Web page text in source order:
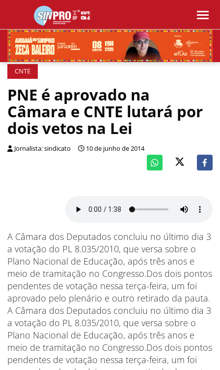
CNTE
PNE é aprovado na
Câmara e CNTE lutará por
dois vetos na Lei
Jornalista: sindicato 10 de junho de 2014
A Câmara dos Deputados concluiu no último dia 3
a votação do PL 8.035/2010, que versa sobre o
Plano Nacional de Educação, após três anos e
meio de tramitação no Congresso.Dos dois pontos
pendentes de votação nessa terça-feira, um foi
aprovado pelo plenário e outro retirado da pauta.
A Câmara dos Deputados concluiu no último dia 3
a votação do PL 8.035/2010, que versa sobre o
Plano Nacional de Educação, após três anos e
meio de tramitação no Congresso.Dos dois pontos
pendentes de votação nessa terça-feira, um foi